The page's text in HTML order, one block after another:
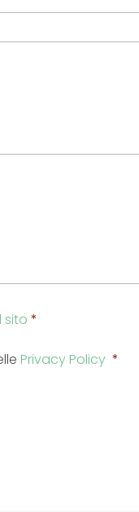
sito *
Privacy Policy *